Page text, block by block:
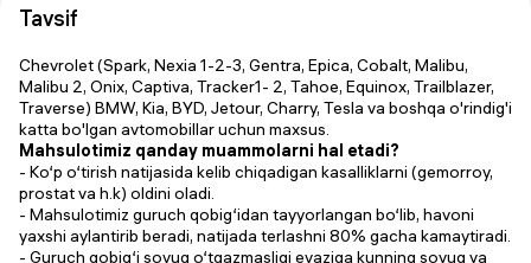
Tavsif
Chevrolet (Spark, Nexia 1-2-3, Gentra, Epica, Cobalt, Malibu,
Malibu 2, Onix, Captiva, Tracker1- 2, Tahoe, Equinox, Trailblazer,
Traverse) BMW, Kia, BYD, Jetour, Charry, Tesla va boshqa o'rindig'i
katta bo'lgan avtomobillar uchun maxsus.
Mahsulotimiz qanday muammolarni hal etadi?
- Ko‘p o‘tirish natijasida kelib chiqadigan kasalliklarni (gemorroy,
prostat va h.k) oldini oladi.
- Mahsulotimiz guruch qobig‘idan tayyorlangan bo‘lib, havoni
yaxshi aylantirib beradi, natijada terlashni 80% gacha kamaytiradi.
- Guruch qobig‘i sovuq o‘tqazmasligi evaziga kunning sovuq va